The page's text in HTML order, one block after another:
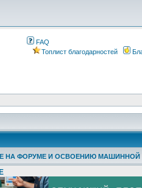
FAQ
Топлист благодарностей
НА ФОРУМЕ И ОСВОЕНИЮ